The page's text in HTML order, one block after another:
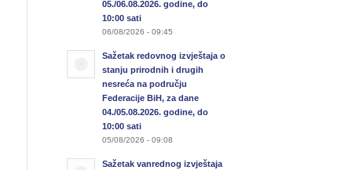
05./06.08.2026. godine, do
10:00 sati
06/08/2026 - 09:45
Sažetak redovnog izvještaja o
stanju prirodnih i drugih
nesreća na području
Federacije BiH, za dane
04./05.08.2026. godine, do
10:00 sati
05/08/2026 - 09:08
Sažetak vanrednog izvještaja